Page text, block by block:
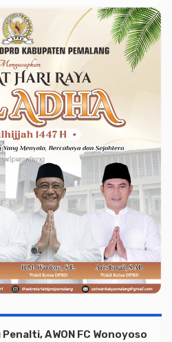
AWON FC Wonoyoso